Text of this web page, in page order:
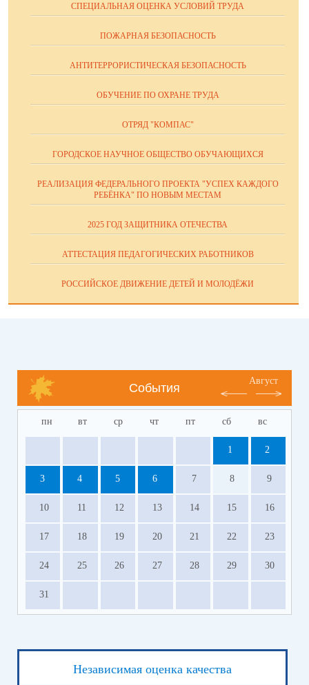
СПЕЦИАЛЬНАЯ ОЦЕНКА УСЛОВИЙ ТРУДА
ПОЖАРНАЯ БЕЗОПАСНОСТЬ
АНТИТЕРРОРИСТИЧЕСКАЯ БЕЗОПАСНОСТЬ
ОБУЧЕНИЕ ПО ОХРАНЕ ТРУДА
ОТРЯД "КОМПАС"
ГОРОДСКОЕ НАУЧНОЕ ОБЩЕСТВО ОБУЧАЮЩИХСЯ
РЕАЛИЗАЦИЯ ФЕДЕРАЛЬНОГО ПРОЕКТА "УСПЕХ КАЖДОГО
РЕБЁНКА" ПО НОВЫМ МЕСТАМ
2025 ГОД ЗАЩИТНИКА ОТЕЧЕСТВА
АТТЕСТАЦИЯ ПЕДАГОГИЧЕСКИХ РАБОТНИКОВ
РОССИЙСКОЕ ДВИЖЕНИЕ ДЕТЕЙ И МОЛОДЁЖИ
События
Август
пн вт ср чт пт сб вс
1 2
3 4 5 6 7 8 9
10 11 12 13 14 15 16
17 18 19 20 21 22 23
24 25 26 27 28 29 30
31
Независимая оценка качества